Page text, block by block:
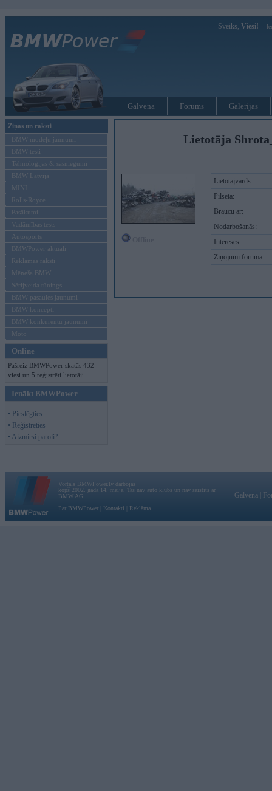
Sveiks, Viesi!
Galvenā Forums Galerijas
Ziņas un raksti
BMW modeļu jaunumi
BMW testi
Tehnoloģijas & sasniegumi
BMW Latvijā
MINI
Rolls-Royce
Pasākumi
Vadāmības tests
Autosports
BMWPower aktuāli
Reklāmas raksti
Mēneša BMW
Sērijveida tūnings
BMW pasaules jaunumi
BMW koncepti
BMW konkurentu jaunumi
Moto
Online
Pašreiz BMWPower skatās 432
viesi un 5 reģistrēti lietotāji.
Ienākt BMWPower
• Pieslēgties
• Reģistrēties
• Aizmirsi paroli?
Lietotāja
Lietotājvārds:
Pilsēta:
Braucu ar:
Nodarbošanās:
Intereses:
Ziņojumi forumā:
Vortāls BMWPower.lv darbojas
kopš 2002. gada 14. maija. Tas nav auto klubs un nav saistīts ar
BMW AG.
Par BMWPower
Kontakti Reklāma
Galvena